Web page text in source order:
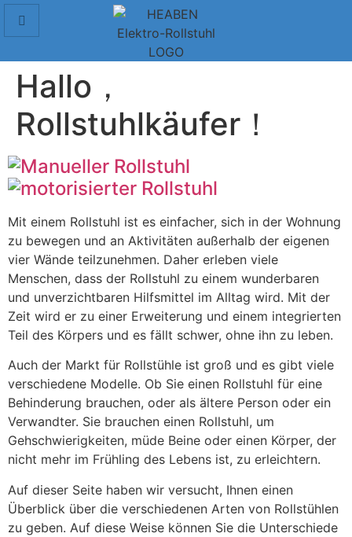
Hallo，
Rollstuhlkäufer！
Mit einem Rollstuhl ist es einfacher, sich in der Wohnung
zu bewegen und an Aktivitäten außerhalb der eigenen
vier Wände teilzunehmen. Daher erleben viele
Menschen, dass der Rollstuhl zu einem wunderbaren
und unverzichtbaren Hilfsmittel im Alltag wird. Mit der
Zeit wird er zu einer Erweiterung und einem integrierten
Teil des Körpers und es fällt schwer, ohne ihn zu leben.
Auch der Markt für Rollstühle ist groß und es gibt viele
verschiedene Modelle. Ob Sie einen Rollstuhl für eine
Behinderung brauchen, oder als ältere Person oder ein
Verwandter. Sie brauchen einen Rollstuhl, um
Gehschwierigkeiten, müde Beine oder einen Körper, der
nicht mehr im Frühling des Lebens ist, zu erleichtern.
Auf dieser Seite haben wir versucht, Ihnen einen
Überblick über die verschiedenen Arten von Rollstühlen
zu geben. Auf diese Weise können Sie die Unterschiede